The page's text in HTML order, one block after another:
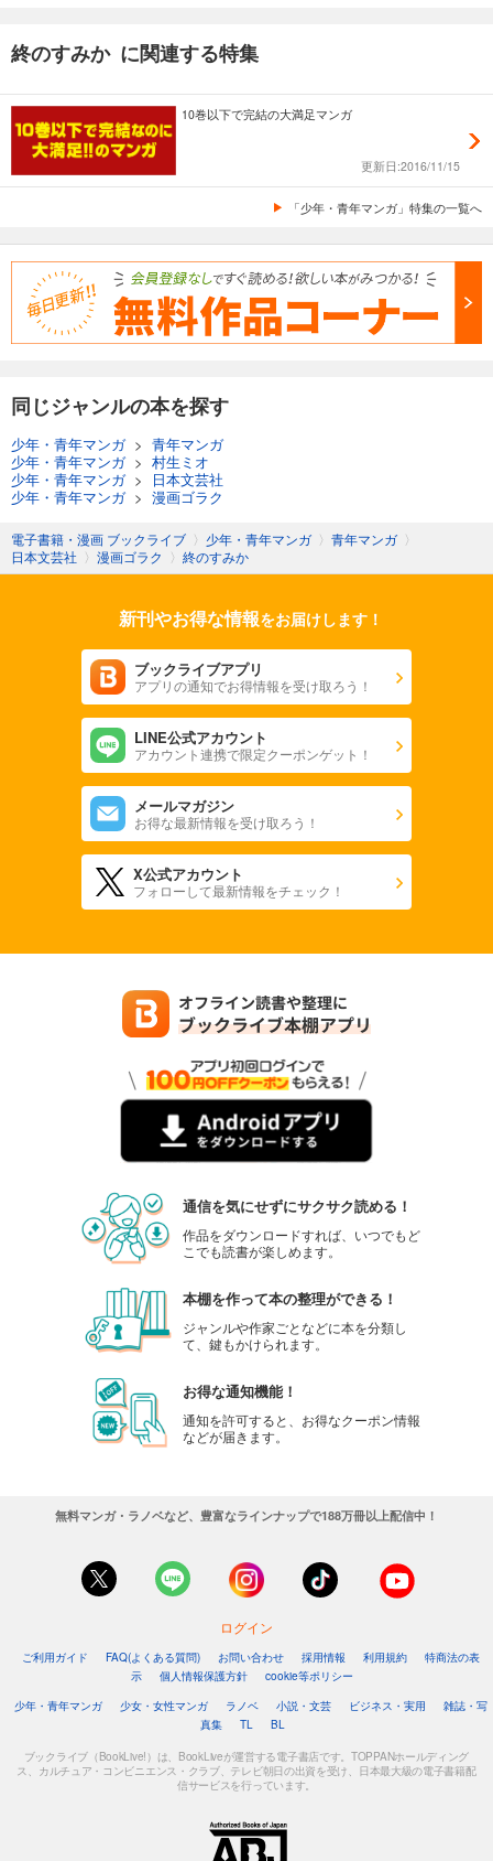
終のすみか に関連する特集
10巻以下で完結の大満足マンガ
更新日:2016/11/15
「少年・青年マンガ」特集の一覧へ
同じジャンルの本を探す
少年・青年マンガ> 青年マンガ
少年・青年マンガ> 村生ミオ
少年・青年マンガ>
日本文芸社
少年・青年マンガ> 漫画ゴラク
電子書籍・漫画 ブックライブ 〉 少年・青年マンガ 〉 青年マンガ 〉
日本文芸社 〉 漫画ゴラク 〉 終のすみか
新刊やお得な情報をお届けします！
ブックライブアプリ
アプリの通知でお得情報を受け取ろう！
LINE公式アカウント
アカウント連携で限定クーポンゲット！
メールマガジン
お得な最新情報を受け取ろう！
X公式アカウント
フォローして最新情報をチェック！
通信を気にせずにサクサク読める！
作品をダウンロードすれば、いつでもど
こでも読書が楽しめます。
本棚を作って本の整理ができる！
ジャンルや作家ごとなどに本を分類し
て、鍵もかけられます。
お得な通知機能！
通知を許可すると、お得なクーポン情報
などが届きます。
無料マンガ・ラノベなど、豊富なラインナップで188万冊以上配信中！
ログイン
ご利用ガイド FAQ(よくある質問) お問い合わせ 採用情報 利用規約
特商法の表
示
個人情報保護方針
cookie等ポリシー
少年・青年マンガ
少女・女性マンガ ラノベ 小説・文芸 ビジネス・実用
雑誌・写
真集
TL BL
ブックライブ（BookLive!）は、BookLiveが運営する電子書店です。TOPPANホールディング
ス、カルチュア・コンビニエンス・クラブ、テレビ朝日の出資を受け、日本最大級の電子書籍配
信サービスを行っています。